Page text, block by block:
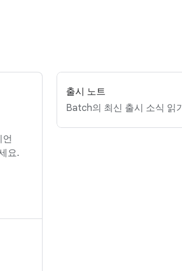
요.
출시 노트
Batch의 최신 출시 소식 읽기